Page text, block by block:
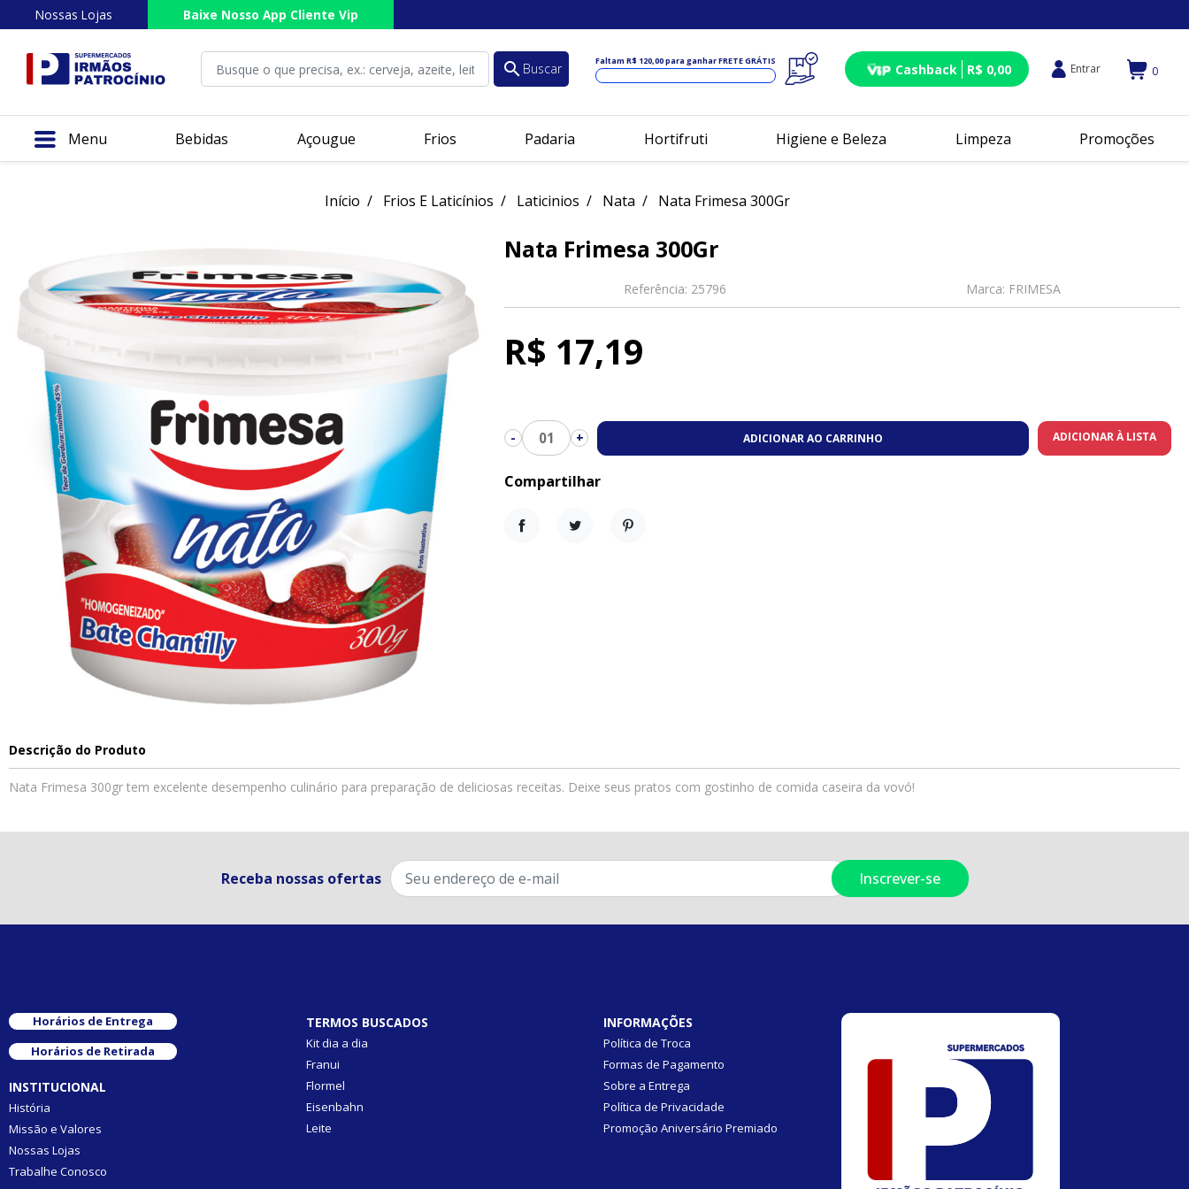
Nossas Lojas Baixe Nosso App Cliente Vip
search Buscar Faltam R$ 120,00para ganhar FRETE GRÁTIS Cashback R$ 0,00 Entrar 0
Menu Bebidas Açougue Frios Padaria Hortifruti Higiene e Beleza Limpeza Promoções
Início Frios E Laticínios Laticinios Nata Nata Frimesa 300Gr
Nata Frimesa 300Gr
Referência: 25796 Marca: FRIMESA
R$ 17,19
- 01 + ADICIONAR AO CARRINHO ADICIONAR À LISTA
Compartilhar
Descrição do Produto
Nata Frimesa 300gr tem excelente desempenho culinário para preparação de deliciosas receitas. Deixe seus pratos com gostinho de comida caseira da vovó!
Receba nossas ofertas
Horários de Entrega
Horários de Retirada
INSTITUCIONAL
História
Missão e Valores
Nossas Lojas
Trabalhe Conosco
TERMOS BUSCADOS
Kit dia a dia
Franui
Flormel
Eisenbahn
Leite
INFORMAÇÕES
Política de Troca
Formas de Pagamento
Sobre a Entrega
Política de Privacidade
Promoção Aniversário Premiado